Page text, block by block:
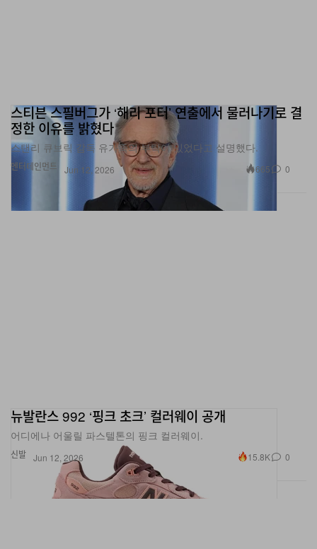
엔터테인먼트
스티븐 스필버그가 ‘해리 포터’ 연출에서 물러나기로 결
정한 이유를 밝혔다
스탠리 큐브릭 감독 유가족의 부탁이 있었다고 설명했다.
Jun 12, 2026 665 0
신발
뉴발란스 992 ‘핑크 초크’ 컬러웨이 공개
어디에나 어울릴 파스텔톤의 핑크 컬러웨이.
Jun 12, 2026 15.8K 0